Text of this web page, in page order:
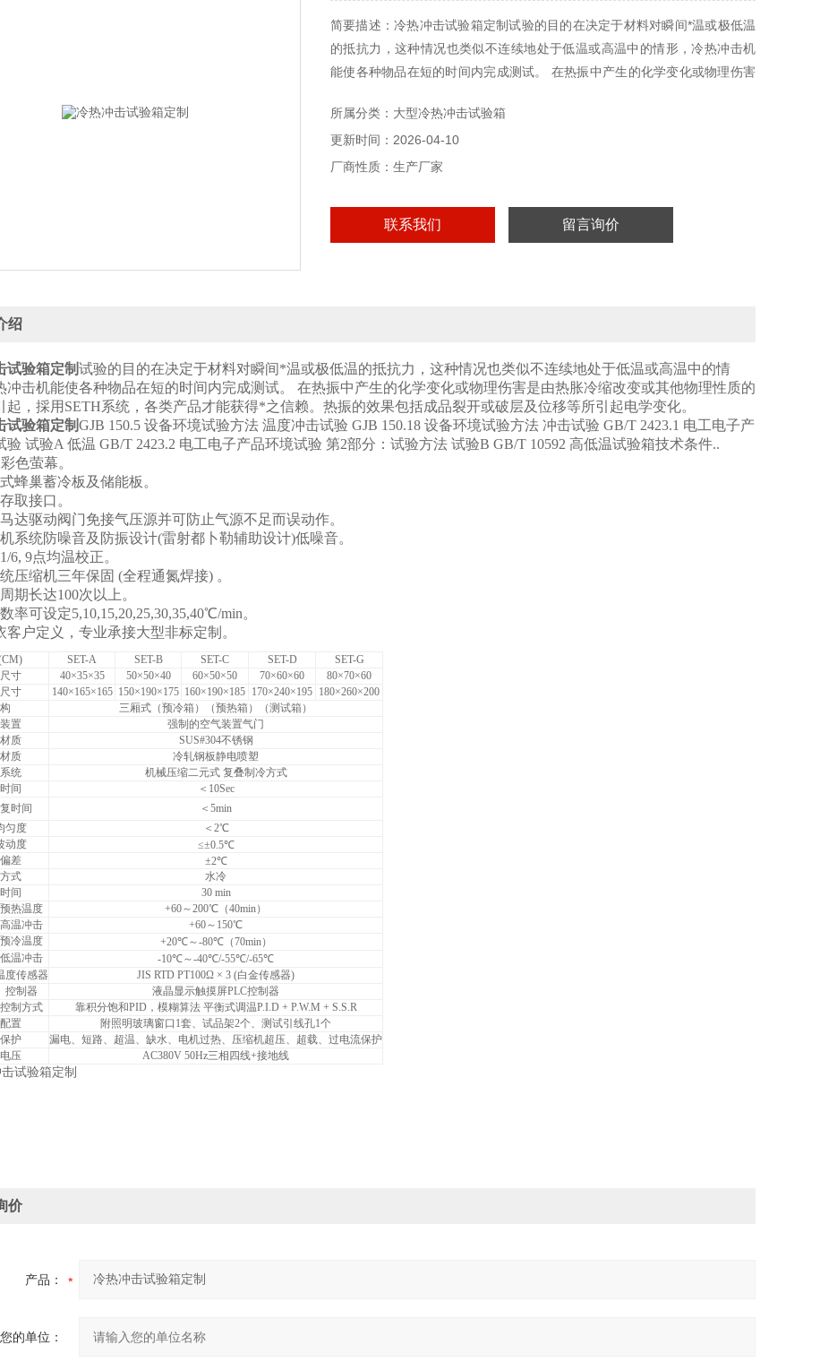
简要描述：冷热冲击试验箱定制试验的目的在决定于材料对瞬间*温或极低温
的抵抗力，这种情况也类似不连续地处于低温或高温中的情形，冷热冲击机
能使各种物品在短的时间内完成测试。 在热振中产生的化学变化或物理伤害
能获得*之信赖。热振的效果包括成品裂开或破层及位移等所引起电学变化。
所属分类：大型冷热冲击试验箱
更新时间：2026-04-10
厂商性质：生产厂家
联系我们 留言询价
绍
试验箱定制试验的目的在决定于材料对瞬间*温或极低温的抵抗力，这种情况也类似不连续地处于低温或高温中的情
冲击机能使各种物品在短的时间内完成测试。 在热振中产生的化学变化或物理伤害是由热胀冷缩改变或其他物理性质的
起，採用SETH系统，各类产品才能获得*之信赖。热振的效果包括成品裂开或破层及位移等所引起电学变化。
试验箱定制GJB 150.5 设备环境试验方法 温度冲击试验 GJB 150.18 设备环境试验方法 冲击试验 GB/T 2423.1 电工电子产
验 试验A 低温 GB/T 2423.2 电工电子产品环境试验 第2部分：试验方法 试验B GB/T 10592 高低温试验箱技术条件..
色萤幕。
蜂巢蓄冷板及储能板。
取接口。
达驱动阀门免接气压源并可防止气源不足而误动作。
系统防噪音及防振设计(雷射都卜勒辅助设计)低噪音。
6, 9点均温校正。
压缩机三年保固 (全程通氮焊接) 。
期长达100次以上。
率可设定5,10,15,20,25,30,35,40℃/min。
客户定义，专业承接大型非标定制。
SET-A SET-B SET-C SET-D
SET-G
寸
40×35×35 50×50×40 60×50×50 70×60×60 80×70×60
寸
140×165×165 150×190×175 160×190×185 170×240×195 180×260×200
三厢式（预冷箱）（预热箱）（测试箱）
置
强制的空气装置气门
质
SUS#304不锈钢
质
冷轧钢板静电喷塑
统
机械压缩二元式 复叠制冷方式
间
＜10Sec
时间
＜5min
匀度
＜2℃
动度
≤±0.5℃
差
±2℃
式
水冷
间
30 min
预热温度 +60～200℃（40min）
高温冲击
+60～150℃
预冷温度
+20℃～-80℃（70min）
低温冲击
-10℃～-40℃/-55℃/-65℃
度传感器
JIS RTD PT100Ω × 3 (白金传感器)
控制器
液晶显示触摸屏PLC控制器
控制方式
靠积分饱和PID，模糊算法 平衡式调温P.I.D + P.W.M + S.S.R
置
附照明玻璃窗口1套、试品架2个、测试引线孔1个
护
漏电、短路、超温、缺水、电机过热、压缩机超压、超载、过电流保护
压
AC380V 50Hz三相四线+接地线
价
产品：
您的单位：